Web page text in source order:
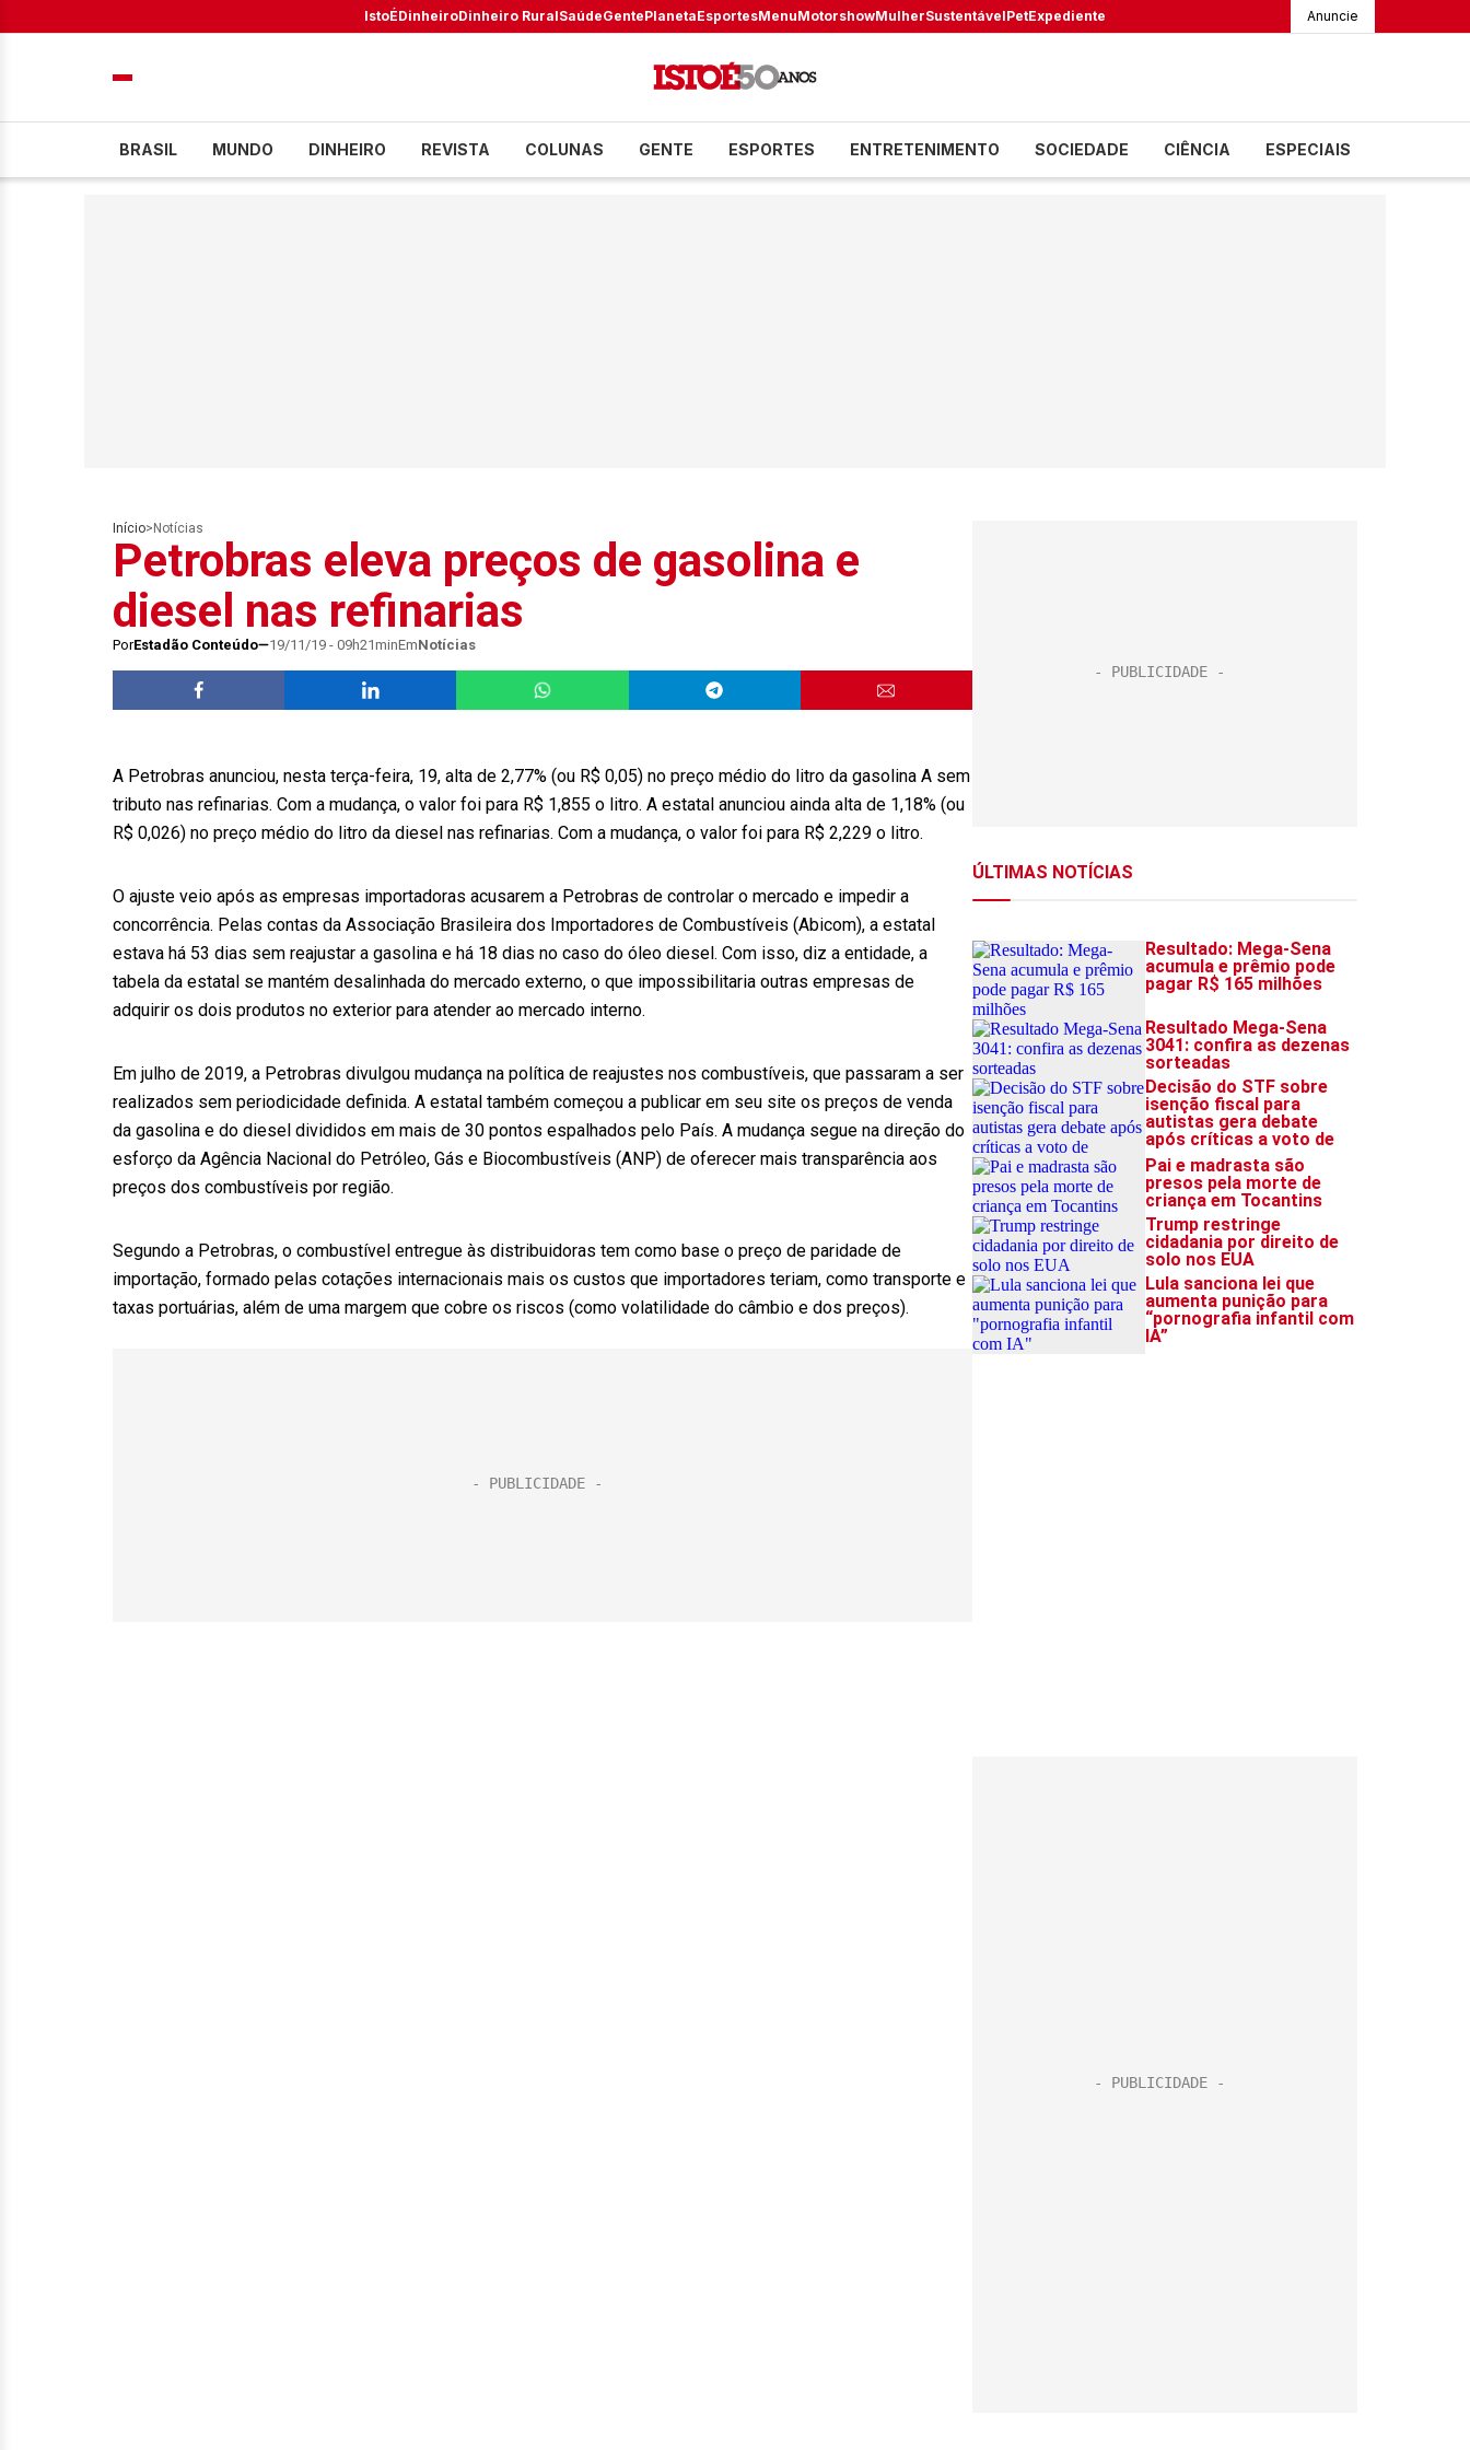
IstoÉDinheiroDinheiro RuralSaúdeGentePlanetaEsportesMenuMotorshowMulherSustentávelPetExpediente Anuncie
BRASIL MUNDO DINHEIRO REVISTA COLUNAS GENTE ESPORTES ENTRETENIMENTO SOCIEDADE CIÊNCIA ESPECIAIS
Início> Notícias
Petrobras eleva preços de gasolina e
diesel nas refinarias
PorEstadão Conteúdo 19/11/19 - 09h21minEmNotícias
A Petrobras anunciou, nesta terça-feira, 19, alta de 2,77% (ou R$ 0,05) no preço médio do litro da gasolina A sem
tributo nas refinarias. Com a mudança, o valor foi para R$ 1,855 o litro. A estatal anunciou ainda alta de 1,18% (ou
R$ 0,026) no preço médio do litro da diesel nas refinarias. Com a mudança, o valor foi para R$ 2,229 o litro.
O ajuste veio após as empresas importadoras acusarem a Petrobras de controlar o mercado e impedir a
concorrência. Pelas contas da Associação Brasileira dos Importadores de Combustíveis (Abicom), a estatal
estava há 53 dias sem reajustar a gasolina e há 18 dias no caso do óleo diesel. Com isso, diz a entidade, a
tabela da estatal se mantém desalinhada do mercado externo, o que impossibilitaria outras empresas de
adquirir os dois produtos no exterior para atender ao mercado interno.
Em julho de 2019, a Petrobras divulgou mudança na política de reajustes nos combustíveis, que passaram a ser
realizados sem periodicidade definida. A estatal também começou a publicar em seu site os preços de venda
da gasolina e do diesel divididos em mais de 30 pontos espalhados pelo País. A mudança segue na direção do
esforço da Agência Nacional do Petróleo, Gás e Biocombustíveis (ANP) de oferecer mais transparência aos
preços dos combustíveis por região.
Segundo a Petrobras, o combustível entregue às distribuidoras tem como base o preço de paridade de
importação, formado pelas cotações internacionais mais os custos que importadores teriam, como transporte e
taxas portuárias, além de uma margem que cobre os riscos (como volatilidade do câmbio e dos preços).